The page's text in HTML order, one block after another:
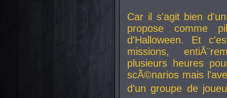
Car il s'agit bien
propose comme
d'Halloween. Et
missions,
plusieurs heures
scÃ©narios mais
d'un groupe de